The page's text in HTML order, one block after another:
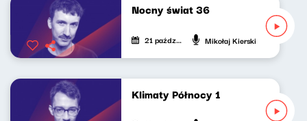
Nocny świat 36
21 października 2021 Mikołaj Kierski
Klimaty Północy 1